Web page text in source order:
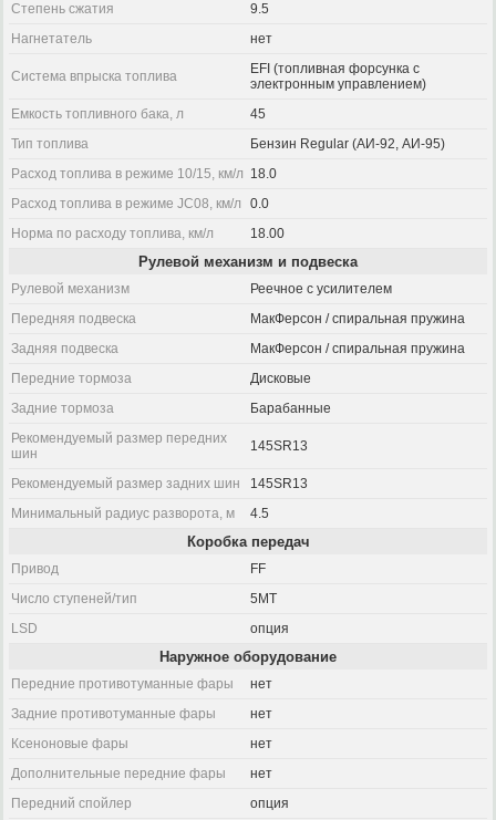
Степень сжатия
9.5
Нагнетатель
нет
Система впрыска топлива
EFI (топливная форсунка с
электронным управлением)
Емкость топливного бака, л
45
Тип топлива
Бензин Regular (АИ-92, АИ-95)
Расход топлива в режиме 10/15, км/л 18.0
Расход топлива в режиме JC08, км/л
0.0
Норма по расходу топлива, км/л
18.00
Рулевой механизм и подвеска
Рулевой механизм
Реечное с усилителем
Передняя подвеска
МакФерсон / спиральная пружина
Задняя подвеска
МакФерсон / спиральная пружина
Передние тормоза
Дисковые
Задние тормоза
Барабанные
Рекомендуемый размер передних
шин
145SR13
Рекомендуемый размер задних шин
145SR13
Минимальный радиус разворота, м
4.5
Коробка передач
Привод
FF
Число ступеней/тип
5MT
LSD
опция
Наружное оборудование
Передние противотуманные фары
нет
Задние противотуманные фары
нет
Ксеноновые фары
нет
Дополнительные передние фары
нет
Передний спойлер
опция